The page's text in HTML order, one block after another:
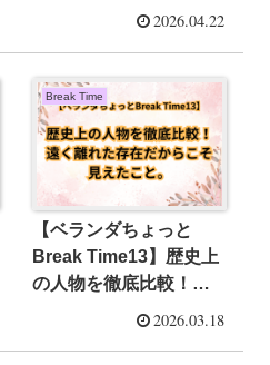
選択で実際に使ってい
2026.04.22
Break Time
【ベランダちょっと
Break Time13】歴史上
の人物を徹底比較！遠
く離れた存在だからこ
2026.03.18